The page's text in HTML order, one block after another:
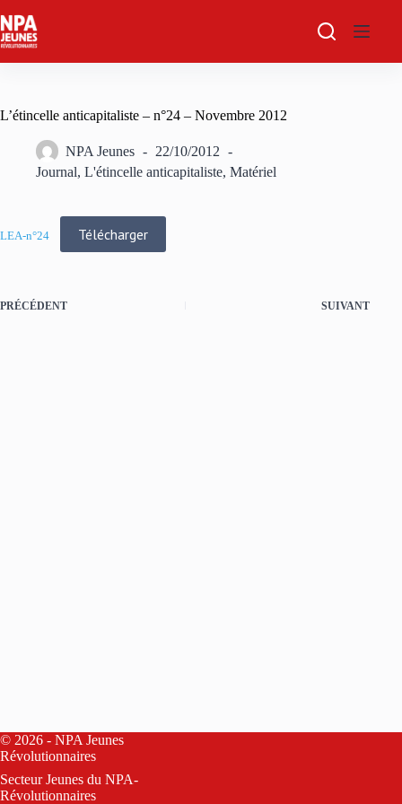
au
contenu
L’étincelle anticapitaliste – n°24 – Novembre 2012
NPA Jeunes
22/10/2012
Journal, L'étincelle anticapitaliste, Matériel
LEA-n°24 Télécharger
PRÉCÉDENT SUIVANT
© 2026 - NPA Jeunes
Révolutionnaires
Secteur Jeunes du NPA-
Révolutionnaires